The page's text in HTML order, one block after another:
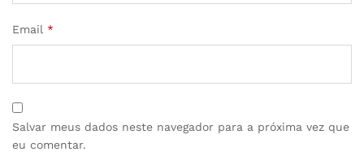
Email *
Salvar meus dados neste navegador para a próxima vez que
eu comentar.